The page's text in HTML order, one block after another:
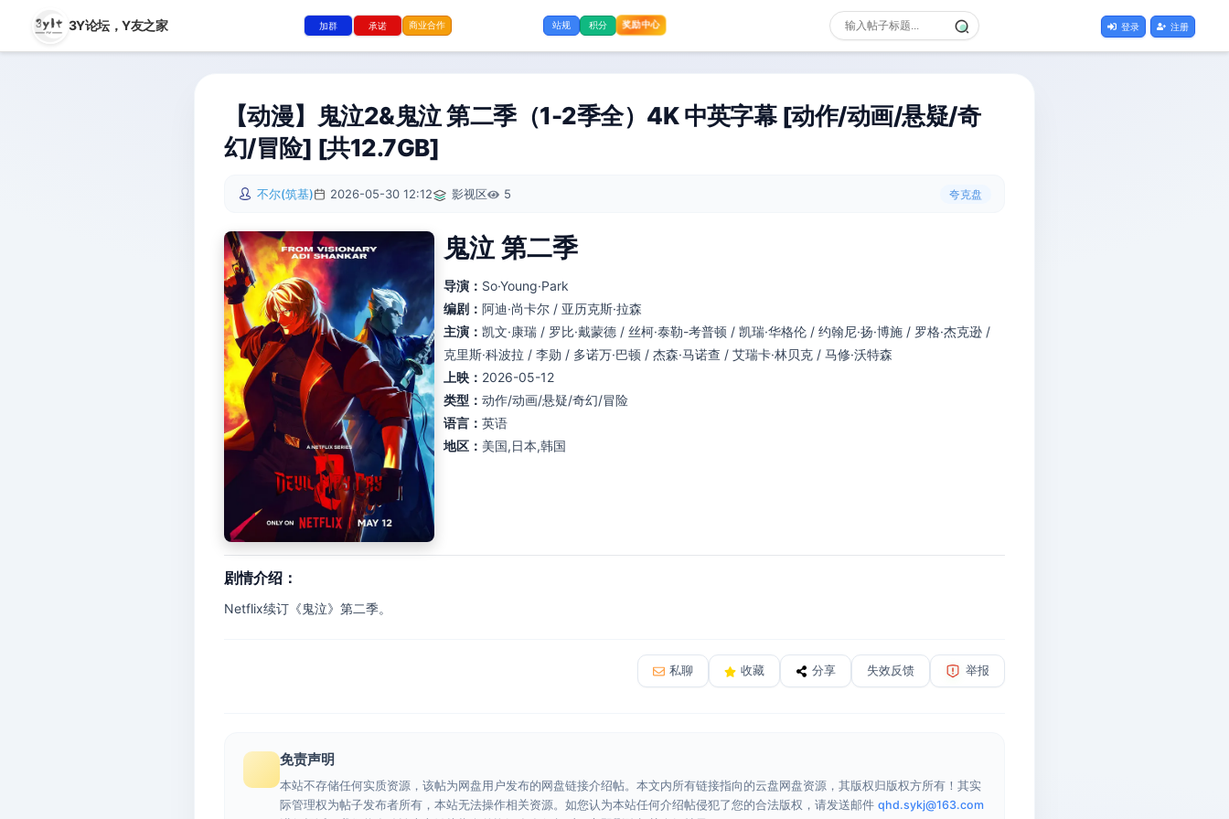
3Y论坛，Y友之家 加群 承诺 商业合作 站规 积分 奖励中心 登录 注册
【动漫】鬼泣2&鬼泣 第二季（1-2季全）4K 中英字幕 [动作/动画/悬疑/奇
幻/冒险] [共12.7GB]
不尔(筑基) 2026-05-30 12:12 影视区 5 夸克盘
鬼泣 第二季
导演： So·Young·Park
编剧： 阿迪·尚卡尔 / 亚历克斯·拉森
主演： 凯文·康瑞 / 罗比·戴蒙德 / 丝柯·泰勒-考普顿 / 凯瑞·华格伦 / 约翰尼·扬·博施 / 罗格·杰克逊 /
克里斯·科波拉 / 李勋 / 多诺万·巴顿 / 杰森·马诺查 / 艾瑞卡·林贝克 / 马修·沃特森
上映： 2026-05-12
类型： 动作/动画/悬疑/奇幻/冒险
语言： 英语
地区： 美国,日本,韩国
剧情介绍：
Netflix续订《鬼泣》第二季。
私聊 收藏 分享 失效反馈 举报
免责声明
本站不存储任何实质资源，该帖为网盘用户发布的网盘链接介绍帖。本文内所有链接指向的云盘网盘资源，其版权归版权方所有！其实
际管理权为帖子发布者所有，本站无法操作相关资源。如您认为本站任何介绍帖侵犯了您的合法版权，请发送邮件 qhd.sykj@163.com